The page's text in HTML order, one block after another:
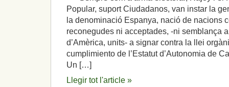
Popular, suport Ciudadanos, van instar la
la denominació Espanya, nació de nacions
reconegudes ni acceptades, -ni semblança
d’Amèrica, units- a signar contra la llei
cumplimiento de l’Estatut d’Autonomia de
Un […]
Llegir tot l'article »